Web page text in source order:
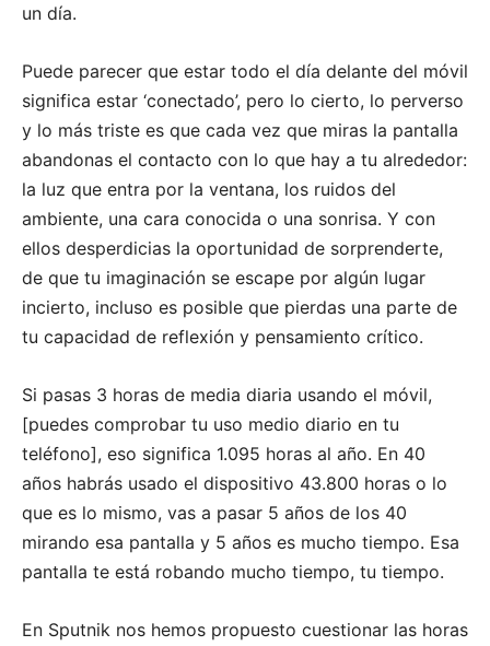
un día.
Puede parecer que estar todo el día delante del móvil
significa estar ‘conectado’, pero lo cierto, lo perverso
y lo más triste es que cada vez que miras la pantalla
abandonas el contacto con lo que hay a tu alrededor:
la luz que entra por la ventana, los ruidos del
ambiente, una cara conocida o una sonrisa. Y con
ellos desperdicias la oportunidad de sorprenderte,
de que tu imaginación se escape por algún lugar
incierto, incluso es posible que pierdas una parte de
tu capacidad de reflexión y pensamiento crítico.
Si pasas 3 horas de media diaria usando el móvil,
[puedes comprobar tu uso medio diario en tu
teléfono], eso significa 1.095 horas al año. En 40
años habrás usado el dispositivo 43.800 horas o lo
que es lo mismo, vas a pasar 5 años de los 40
mirando esa pantalla y 5 años es mucho tiempo. Esa
pantalla te está robando mucho tiempo, tu tiempo.
En Sputnik nos hemos propuesto cuestionar las horas